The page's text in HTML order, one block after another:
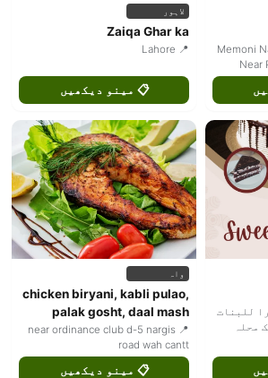
📍 Memoni
Near
لاہور
Zaiqa Ghar ka
📍 Lahore
📋 مینو دیکھیں
للبنات
محلہ
واہ
chicken biryani, kabli pulao,
palak gosht, daal mash
📍 near ordinance club d-5 nargis
road wah cantt
📋 مینو دیکھیں